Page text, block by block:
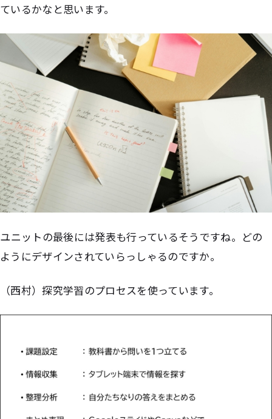
ているかなと思います。
――ユニットの最後には発表も行っているそうですね。どの
ようにデザインされていらっしゃるのですか。
（西村）探究学習のプロセスを使っています。